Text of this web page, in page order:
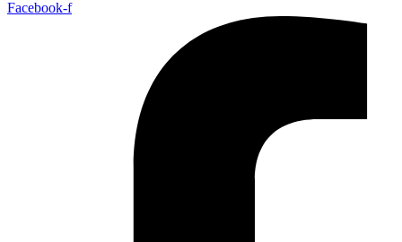
Facebook-f